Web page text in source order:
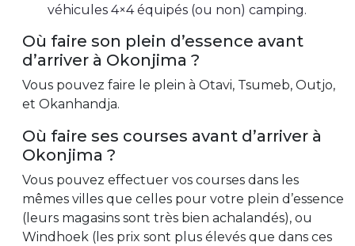
véhicules 4×4 équipés (ou non) camping.
Où faire son plein d’essence avant
d’arriver à Okonjima ?
Vous pouvez faire le plein à Otavi, Tsumeb, Outjo,
et Okanhandja.
Où faire ses courses avant d’arriver à
Okonjima ?
Vous pouvez effectuer vos courses dans les
mêmes villes que celles pour votre plein d’essence
(leurs magasins sont très bien achalandés), ou
Windhoek (les prix sont plus élevés que dans ces